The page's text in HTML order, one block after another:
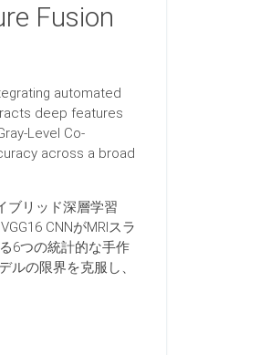
Fusion
automated
deep features
Level Co-
across a broad
ブリッド深層学習
CNNがMRIスラ
6つの統計的な手作
の限界を克服し、